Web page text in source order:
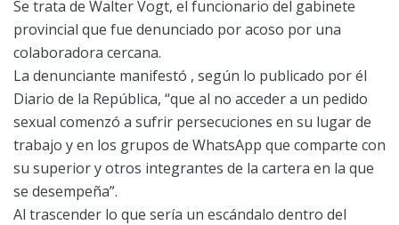
Se trata de Walter Vogt, el funcionario del gabinete
provincial que fue denunciado por acoso por una
colaboradora cercana.
La denunciante manifestó , según lo publicado por él
Diario de la República, “que al no acceder a un pedido
sexual comenzó a sufrir persecuciones en su lugar de
trabajo y en los grupos de WhatsApp que comparte con
su superior y otros integrantes de la cartera en la que
se desempeña”.
Al trascender lo que sería un escándalo dentro del